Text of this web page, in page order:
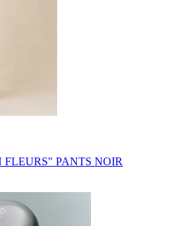
PANTS NOIR